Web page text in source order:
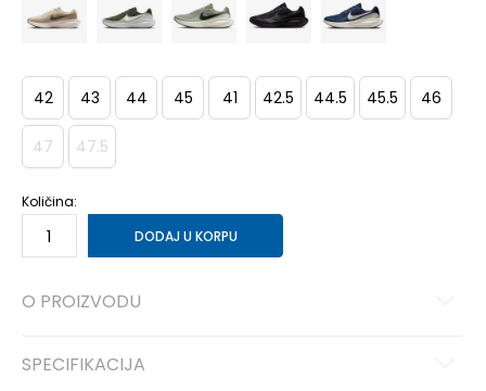
42 43 44 45 41 42.5 44.5 45.5 46
47 47.5
Količina:
DODAJ U KORPU
O PROIZVODU
SPECIFIKACIJA